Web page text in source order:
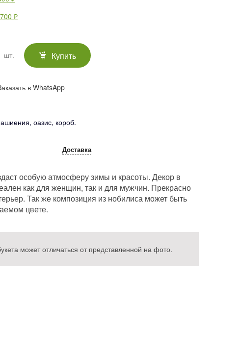
₽
шт. Купить
в WhatsApp
оазис, короб.
Доставка
особую атмосферу зимы и красоты. Декор в
как для женщин, так и для мужчин. Прекрасно
Так же композиция из нобилиса может быть
цвете.
может отличаться от представленной на фото.